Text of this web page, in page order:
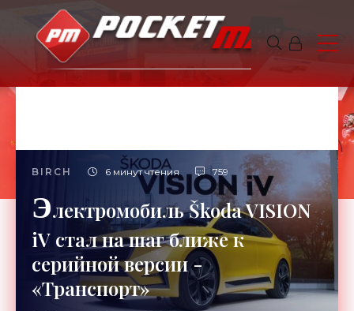
BIRCH 6 минут чтения 759
Электромобиль Škoda VISION
iV стал на шаг ближе к
серийной версии -
«Транспорт»